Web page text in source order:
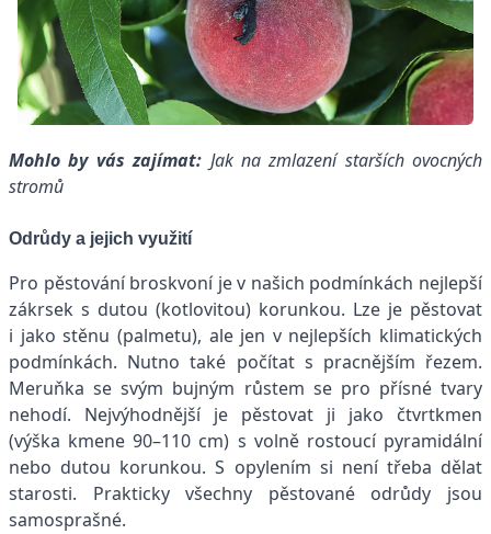
Mohlo by vás zajímat: Jak na zmlazení starších ovocných
stromů
Odrůdy a jejich využití
Pro pěstování broskvoní je v našich podmínkách nejlepší
zákrsek s dutou (kotlovitou) korunkou. Lze je pěstovat
i jako stěnu (palmetu), ale jen v nejlepších klimatických
podmínkách. Nutno také počítat s pracnějším řezem.
Meruňka se svým bujným růstem se pro přísné tvary
nehodí. Nejvýhodnější je pěstovat ji jako čtvrtkmen
(výška kmene 90–110 cm) s volně rostoucí pyramidální
nebo dutou korunkou. S opylením si není třeba dělat
starosti. Prakticky všechny pěstované odrůdy jsou
samosprašné.